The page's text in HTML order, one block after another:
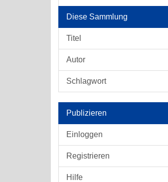
Diese Sammlung
Titel
Autor
Schlagwort
Publizieren
Einloggen
Registrieren
Hilfe